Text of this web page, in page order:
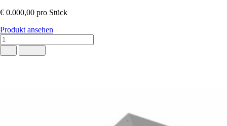
€ 0.000,00 pro Stück
Produkt ansehen